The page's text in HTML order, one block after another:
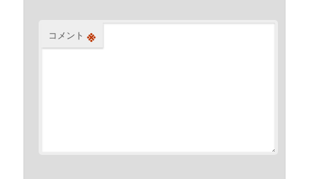
コメント ※